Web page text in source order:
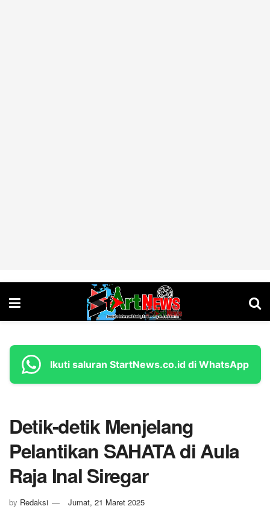
Ikuti saluran StartNews.co.id di WhatsApp
Detik-detik Menjelang
Pelantikan SAHATA di Aula
Raja Inal Siregar
by Redaksi Jumat, 21 Maret 2025